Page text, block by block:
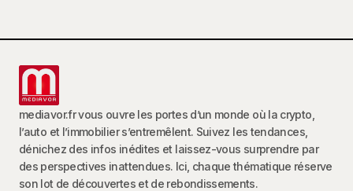
mediavor.fr vous ouvre les portes d’un monde où la crypto,
l’auto et l’immobilier s’entremêlent. Suivez les tendances,
dénichez des infos inédites et laissez-vous surprendre par
des perspectives inattendues. Ici, chaque thématique réserve
son lot de découvertes et de rebondissements.